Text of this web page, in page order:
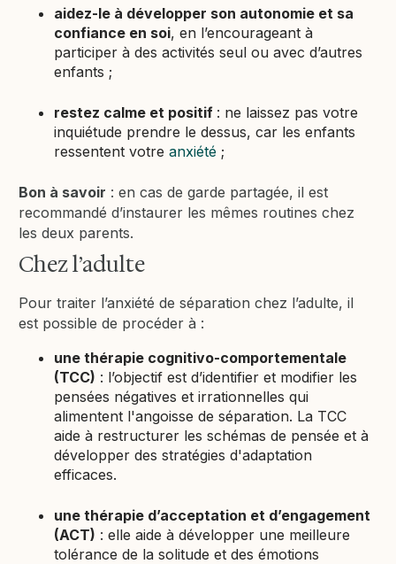
aidez-le à développer son autonomie et sa
confiance en soi, en l’encourageant à
participer à des activités seul ou avec d’autres
enfants ;
restez calme et positif : ne laissez pas votre
inquiétude prendre le dessus, car les enfants
ressentent votreanxiété ;
Bon à savoir : en cas de garde partagée, il est
recommandé d’instaurer les mêmes routines chez
les deux parents.
Chez l’adulte
Pour traiter l’anxiété de séparation chez l’adulte, il
est possible de procéder à :
une thérapie cognitivo-comportementale
(TCC) : l’objectif est d’identifier et modifier les
pensées négatives et irrationnelles qui
alimentent l'angoisse de séparation. La TCC
aide à restructurer les schémas de pensée et à
développer des stratégies d'adaptation
efficaces.
une thérapie d’acceptation et d’engagement
(ACT) : elle aide à développer une meilleure
tolérance de la solitude et des émotions